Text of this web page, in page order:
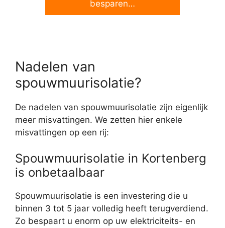
besparen…
Nadelen van
spouwmuurisolatie?
De nadelen van spouwmuurisolatie zijn eigenlijk
meer misvattingen. We zetten hier enkele
misvattingen op een rij:
Spouwmuurisolatie in Kortenberg
is onbetaalbaar
Spouwmuurisolatie is een investering die u
binnen 3 tot 5 jaar volledig heeft terugverdiend.
Zo bespaart u enorm op uw elektriciteits- en